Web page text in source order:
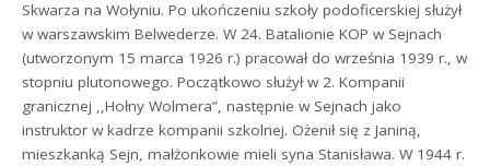
Skwarza na Wołyniu. Po ukończeniu szkoły podoficerskiej służył
w warszawskim Belwederze. W 24. Batalionie KOP w Sejnach
(utworzonym 15 marca 1926 r.) pracował do września 1939 r., w
stopniu plutonowego. Początkowo służył w 2. Kompanii
granicznej ,,Hołny Wolmera”, następnie w Sejnach jako
instruktor w kadrze kompanii szkolnej. Ożenił się z Janiną,
mieszkanką Sejn, małżonkowie mieli syna Stanisława. W 1944 r.